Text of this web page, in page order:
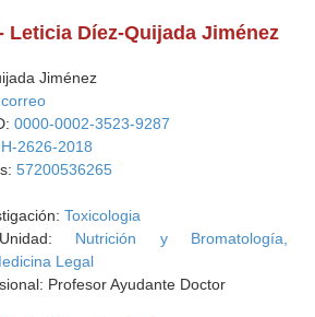
Leticia Díez-Quijada Jiménez
Jiménez
0000-0002-3523-9287
H-2626-2018
57200536265
Toxicologia
Unidad: Nutrición y Bromatología,
Legal
Profesor Ayudante Doctor